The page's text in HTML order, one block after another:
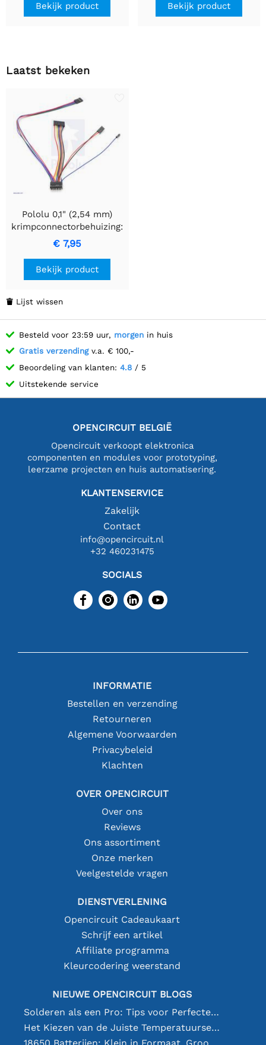
Bekijk product Bekijk product
Laatst bekeken
Pololu 0,1" (2,54 mm)
krimpconnectorbehuizing:
2x16-pins, 5 stuks
€ 7,95
Bekijk product
 Lijst wissen
Besteld voor 23:59 uur, morgen in huis
Gratis verzendingv.a. € 100,-
Beoordeling van klanten: 4.8 / 5
Uitstekende service
OPENCIRCUIT BELGIË
Opencircuit verkoopt elektronica
componenten en modules voor prototyping,
leerzame projecten en huis automatisering.
KLANTENSERVICE
Zakelijk
Contact
info@opencircuit.nl
+32 460231475
SOCIALS
INFORMATIE
Bestellen en verzending
Retourneren
Algemene Voorwaarden
Privacybeleid
Klachten
OVER OPENCIRCUIT
Over ons
Reviews
Ons assortiment
Onze merken
Veelgestelde vragen
DIENSTVERLENING
Opencircuit Cadeaukaart
Schrijf een artikel
Affiliate programma
Kleurcodering weerstand
NIEUWE OPENCIRCUIT BLOGS
Solderen als een Pro: Tips voor Perfecte Elektronische Verbindingen
Het Kiezen van de Juiste Temperatuursensor [youtube]